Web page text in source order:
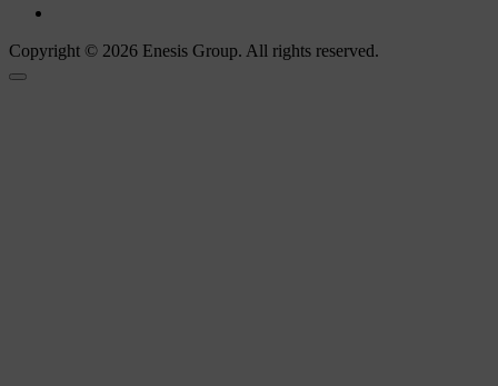
Copyright © 2026 Enesis Group. All rights reserved.